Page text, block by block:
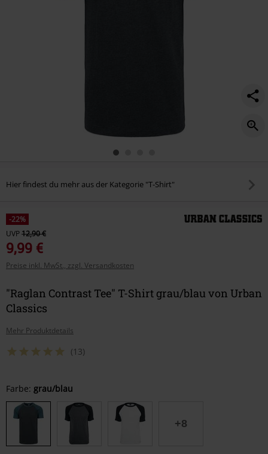
Hier findest du mehr aus der Kategorie "T-Shirt"
-22%
UVP12,90 €
9,99 €
Preise inkl. MwSt., zzgl. Versandkosten
"Raglan Contrast Tee" T-Shirt grau/blau von Urban
Classics
Mehr Produktdetails
(13)
Wähle
deine
Größe
Farbe: grau/blau
+8